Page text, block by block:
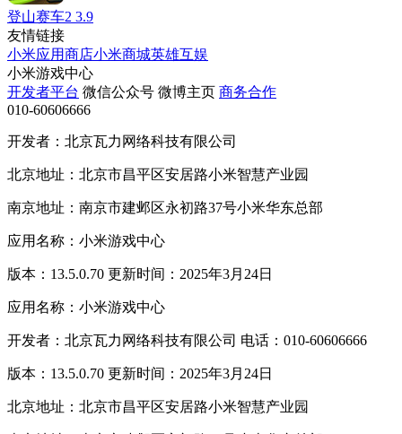
登山赛车2 3.9
友情链接
小米应用商店小米商城英雄互娱
小米游戏中心
开发者平台 微信公众号 微博主页 商务合作
010-60606666
开发者：北京瓦力网络科技有限公司
北京地址：北京市昌平区安居路小米智慧产业园
南京地址：南京市建邺区永初路37号小米华东总部
应用名称：小米游戏中心
版本：13.5.0.70 更新时间：2025年3月24日
应用名称：小米游戏中心
开发者：北京瓦力网络科技有限公司 电话：010-60606666
版本：13.5.0.70 更新时间：2025年3月24日
北京地址：北京市昌平区安居路小米智慧产业园